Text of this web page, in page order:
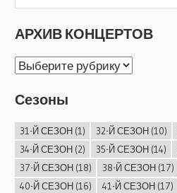
АРХИВ КОНЦЕРТОВ
АРХИВ
Сезоны
31-Й СЕЗОН(1) 32-Й СЕЗОН(10)
34-Й СЕЗОН(2) 35-Й СЕЗОН(14)
37-Й СЕЗОН(18) 38-Й СЕЗОН(17)
40-Й СЕЗОН(16) 41-Й СЕЗОН(17)